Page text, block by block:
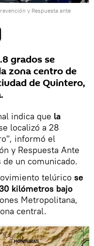
y Respuesta ante
grados se
zona centro de
de Quintero,
indica que la
localizó a 28
informó el
y Respuesta Ante
un comunicado.
telúrico se
kilómetros bajo
Metropolitana,
central.